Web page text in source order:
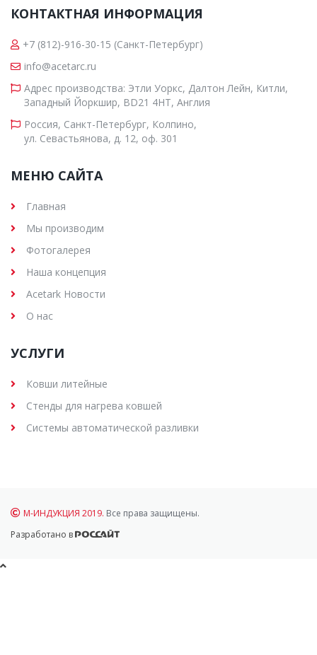
КОНТАКТНАЯ ИНФОРМАЦИЯ
+7 (812)-916-30-15 (Санкт-Петербург)
info@acetarc.ru
Адрес производства: Этли Уоркс, Далтон Лейн, Китли,
Западный Йоркшир, BD21 4HT, Англия
Россия, Санкт-Петербург, Колпино,
ул. Севастьянова, д. 12, оф. 301
МЕНЮ САЙТА
Главная
Мы производим
Фотогалерея
Наша концепция
Acetark Новости
О нас
УСЛУГИ
Ковши литейные
Стенды для нагрева ковшей
Системы автоматической разливки
М-ИНДУКЦИЯ 2019. Все права защищены.
Разработано в